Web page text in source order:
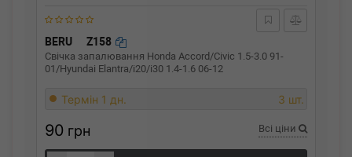
BERU Z158
Свічка запалювання Honda Accord/Civic 1.5-3.0 91-
01/Hyundai Elantra/i20/i30 1.4-1.6 06-12
Термін 1 дн. 3 шт.
90 грн Всі ціни